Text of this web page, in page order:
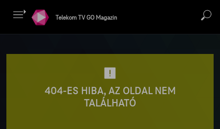
Telekom TV GO Magazin
404-ES HIBA, AZ OLDAL NEM
TALÁLHATÓ